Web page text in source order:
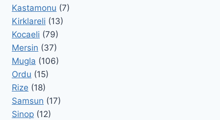
Kastamonu (7)
Kirklareli (13)
Kocaeli (79)
Mersin (37)
Mugla (106)
Ordu (15)
Rize (18)
Samsun (17)
Sinop (12)